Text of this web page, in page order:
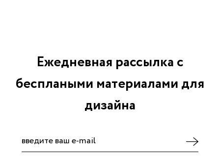
Ежедневная рассылка с
бесплаными материалами для
дизайна